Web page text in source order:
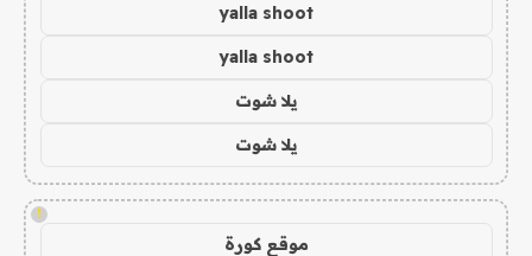
yalla shoot
yalla shoot
يلا شوت
يلا شوت
!
موقع كورة